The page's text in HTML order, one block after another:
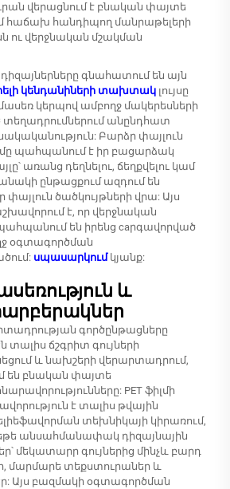
վերացնում է բնական փայտե
հաճախ հանդիպող մանրաթելերի
ու վերջնական մշակման
գնահատում են այն
կենդանիների տախտակ լույսը
կերպով ամբողջ մակերեսների
տեղադրումներում անընդհատ
Բարձր փայլուն
պահպանում է իր բացարձակ
առանց դեղնելու, ճեղքվելու կամ
ընթացքում ազդում են
ծածկույթների վրա: Այս
է, որ վերջնական
են իրենց caրգավորված
օգտագործման
սպասարկում կյանք:
և
գործընթացները
տալիս ճշգրիտ գույների
և նախշերի վերարտադրում,
են բնական փայտե
PET ֆիլմի
է տալիս թվային
տեխնիկայի կիրառում,
անսահմանափակ դիզայնային
մեկատարր գույներից մինչև բարդ
մարմարե տեքստուրաներ և
Այս բազմակի օգտագործման